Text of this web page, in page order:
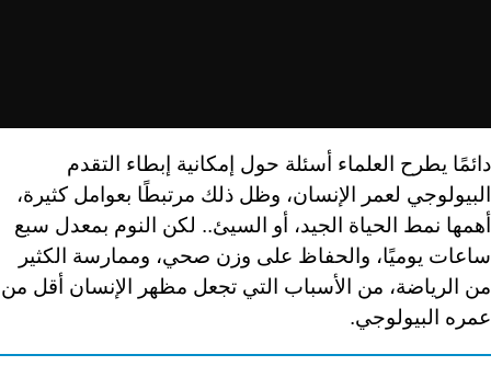
دائمًا يطرح العلماء أسئلة حول إمكانية إبطاء التقدم
البيولوجي لعمر الإنسان، وظل ذلك مرتبطًا بعوامل كثيرة،
أهمها نمط الحياة الجيد، أو السيئ.. لكن النوم بمعدل سبع
ساعات يوميًا، والحفاظ على وزن صحي، وممارسة الكثير
من الرياضة، من الأسباب التي تجعل مظهر الإنسان أقل من
عمره البيولوجي.